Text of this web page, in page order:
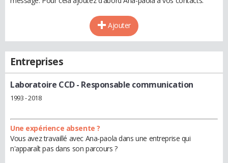
Ajouter
Entreprises
Laboratoire CCD- Responsable communication
1993 - 2018
Une expérience absente ?
Vous avez travaillé avec Ana-paola dans une entreprise qui
n'apparaît pas dans son parcours ?